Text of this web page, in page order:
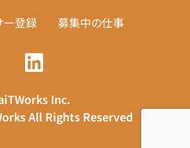
ー登録
募集中の仕事
Inc.
All Rights Reserved